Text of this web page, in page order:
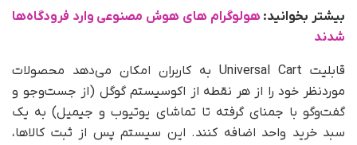
بیشتر بخوانید:هولوگرام های هوش مصنوعی وارد فرودگاه‌ها
شدند
قابلیت Universal Cart به کاربران امکان می‌دهد محصولات
موردنظر خود را از هر نقطه از اکوسیستم گوگل (از جست‌وجو و
گفت‌وگو با جمنای گرفته تا تماشای یوتیوب و جیمیل) به یک
سبد خرید واحد اضافه کنند. این سیستم پس از ثبت کالاها،